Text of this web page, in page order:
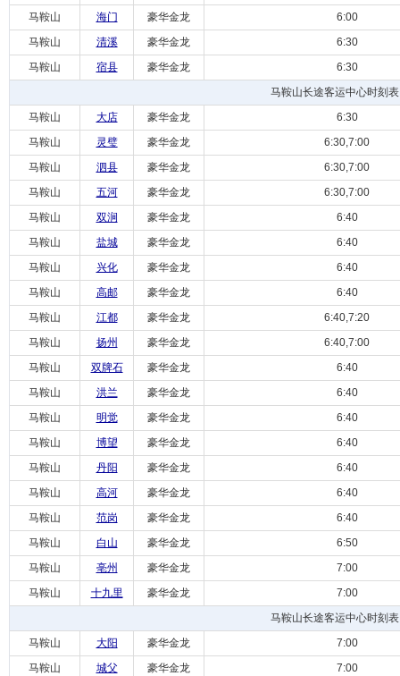
马鞍山
海门 豪华金龙
6:00
马鞍山
清溪 豪华金龙
6:30
马鞍山
宿县 豪华金龙
6:30
马鞍山长途客运中心时刻表
马鞍山
大店 豪华金龙
6:30
马鞍山
灵璧 豪华金龙
6:30,7:00
马鞍山
泗县 豪华金龙
6:30,7:00
马鞍山
五河 豪华金龙
6:30,7:00
马鞍山
双涧 豪华金龙
6:40
马鞍山
盐城 豪华金龙
6:40
马鞍山
兴化 豪华金龙
6:40
马鞍山
高邮 豪华金龙
6:40
马鞍山
江都 豪华金龙
6:40,7:20
马鞍山
扬州 豪华金龙
6:40,7:00
马鞍山
双牌石 豪华金龙
6:40
马鞍山
洪兰 豪华金龙
6:40
马鞍山
明觉 豪华金龙
6:40
马鞍山
博望 豪华金龙
6:40
马鞍山
丹阳 豪华金龙
6:40
马鞍山
高河 豪华金龙
6:40
马鞍山
范岗 豪华金龙
6:40
马鞍山
白山 豪华金龙
6:50
马鞍山
亳州 豪华金龙
7:00
马鞍山
十九里 豪华金龙
7:00
马鞍山长途客运中心时刻表
马鞍山
大阳 豪华金龙
7:00
马鞍山
城父 豪华金龙 7:00